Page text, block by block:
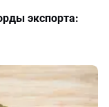
экспорта: